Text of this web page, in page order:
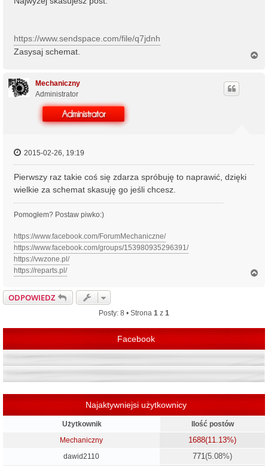
https://www.sendspace.com/file/q7jdnh
Zasysaj schemat.
Mechaniczny
Administrator
2015-02-26, 19:19
Pierwszy raz takie coś się zdarza spróbuję to naprawić, dzięki
wielkie za schemat skasuję go jeśli chcesz.
Pomogłem? Postaw piwko:)
https://www.facebook.com/ForumMechaniczne/
https://www.facebook.com/groups/153980935296391/
https://vwzone.pl/
https://reparts.pl/
ODPOWIEDZ
Posty: 8 • Strona 1 z 1
Facebook
Najaktywniejsi użytkownicy
Użytkownik
Ilość postów
Mechaniczny
1688(11.13%)
dawid2110 771(5.08%)